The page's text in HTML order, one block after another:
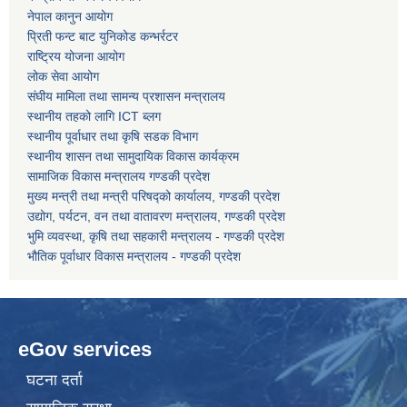
नेपाल कानुन आयोग
प्रिती फन्ट बाट युनिकोड कन्भर्रटर
राष्ट्रिय योजना आयोग
लोक सेवा आयोग
संघीय मामिला तथा सामन्य प्रशासन मन्त्रालय
स्थानीय तहको लागि ICT ब्लग
स्थानीय पूर्वाधार तथा कृषि सडक विभाग
स्थानीय शासन तथा सामुदायिक विकास कार्यक्रम
सामाजिक विकास मन्त्रालय गण्डकी प्रदेश
मुख्य मन्त्री तथा मन्त्री परिषद्को कार्यालय, गण्डकी प्रदेश
उद्योग, पर्यटन, वन तथा वातावरण मन्त्रालय, गण्डकी प्रदेश
भुमि व्यवस्था, कृषि तथा सहकारी मन्त्रालय - गण्डकी प्रदेश
भौतिक पूर्वाधार विकास मन्त्रालय - गण्डकी प्रदेश
eGov services
घटना दर्ता